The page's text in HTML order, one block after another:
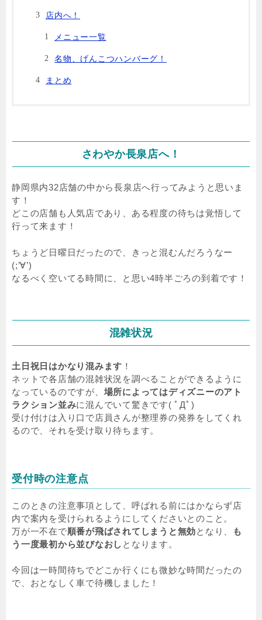
店内へ！
メニュー一覧
名物、げんこつハンバーグ！
まとめ
さわやか長泉店へ！
静岡県内32店舗の中から長泉店へ行ってみようと思いま
す！
どこの店舗も人気店であり、ある程度の待ちは覚悟して
行って来ます！
ちょうど日曜日だったので、きっと混むんだろうなー
(;’∀’)
なるべく空いてる時間に、と思い4時半ごろの到着です！
混雑状況
土日祝日はかなり混みます ！
ネットで各店舗の混雑状況を調べることができるように
なっているのですが、 場所によってはディズニーのアト
ラクション並みに混んでいて驚きです( ﾟДﾟ)
受け付けは入り口で店員さんが整理券の発券をしてくれ
るので、それを受け取り待ちます。
受付時の注意点
このときの注意事項として、呼ばれる前にはかならず店
内で案内を受けられるようにしてくださいとのこと。
万が一不在で順番が飛ばされてしまうと無効となり、
も
う一度最初から並びなおし となります。
今回は一時間待ちでどこか行くにも微妙な時間だったの
で、おとなしく車で待機しました！